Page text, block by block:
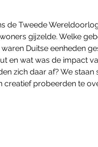
de Tweede
gijzelde. Welke
Duitse eenheden
en wat was de impact
zich daar af? We staan
creatief probeerden te